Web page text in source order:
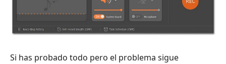
Si has probado todo pero el problema sigue